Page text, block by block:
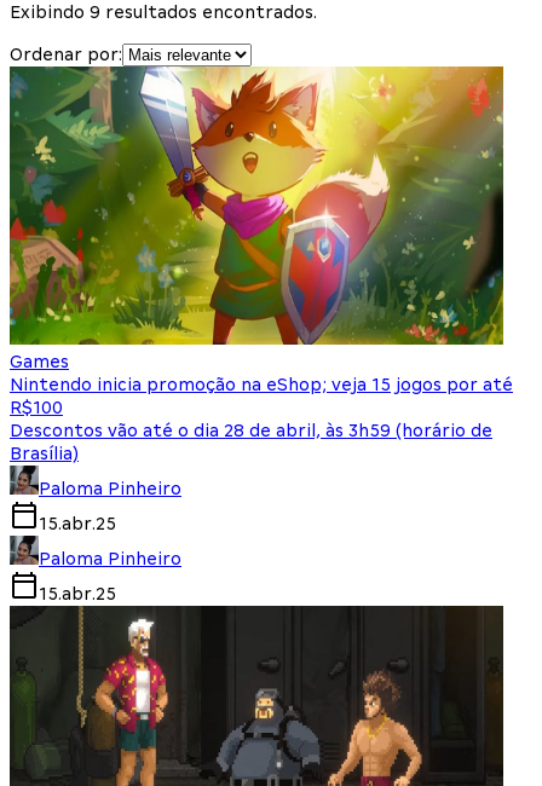
Exibindo 9 resultados encontrados.
Ordenar por:
Games
Nintendo inicia promoção na eShop; veja 15 jogos por até
R$100
Descontos vão até o dia 28 de abril, às 3h59 (horário de
Brasília)
Paloma Pinheiro
15.abr.25
Paloma Pinheiro
15.abr.25